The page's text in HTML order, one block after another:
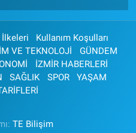
İlkeleri
Kullanım Koşulları
VE TEKNOLOJİ
GÜNDEM
İZMİR HABERLERİ
SAĞLIK SPOR
YAŞAM
TE Bilişim